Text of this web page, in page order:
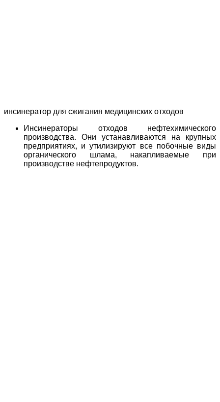
инсинератор для сжигания медицинских отходов
Инсинераторы отходов нефтехимического
производства. Они устанавливаются на крупных
предприятиях, и утилизируют все побочные виды
органического шлама, накапливаемые при
производстве нефтепродуктов.